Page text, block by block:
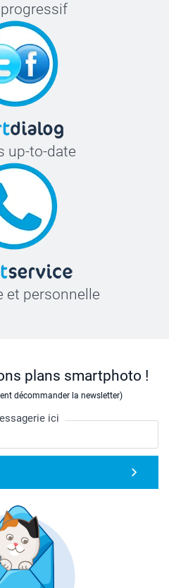
up-to-date
et personnelle
plans smartphoto !
décommander la newsletter)
ici